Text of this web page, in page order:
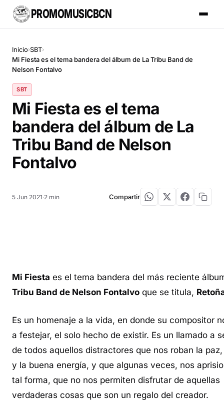
PROMOMUSICBCN
Inicio›SBT›
Mi Fiesta es el tema bandera del álbum de La Tribu Band de
Nelson Fontalvo
SBT
Mi Fiesta es el tema
bandera del álbum de La
Tribu Band de Nelson
Fontalvo
5 Jun 2021·2 min Compartir
Mi Fiesta es el tema bandera del más reciente
Tribu Band de Nelson Fontalvo que se titula,
Es un homenaje a la vida, en donde su compositor
a festejar, el solo hecho de existir. Es un llamado a
de todos aquellos distractores que nos roban la
y la buena energía, y que algunas veces, nos
tal forma, que no nos permiten disfrutar de aquellas
verdaderas cosas que son un regalo del creador.